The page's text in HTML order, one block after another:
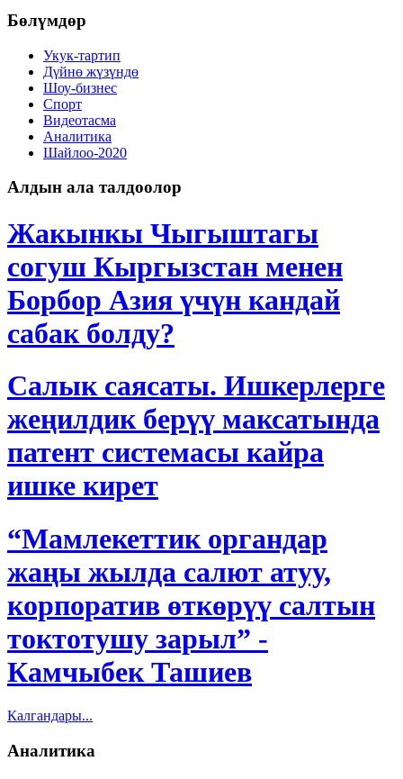
Бөлүмдөр
Укук-тартип
Дγйнө жүзүндө
Шоу-бизнес
Спорт
Видеотасма
Аналитика
Шайлоо-2020
Алдын ала талдоолор
Жакынкы Чыгыштагы
согуш Кыргызстан менен
Борбор Азия үчүн кандай
сабак болду?
Салык саясаты. Ишкерлерге
жеңилдик берүү максатында
патент системасы кайра
ишке кирет
“Мамлекеттик органдар
жаңы жылда салют атуу,
корпоратив өткөрүү салтын
токтотушу зарыл” -
Камчыбек Ташиев
Калгандары...
Аналитика